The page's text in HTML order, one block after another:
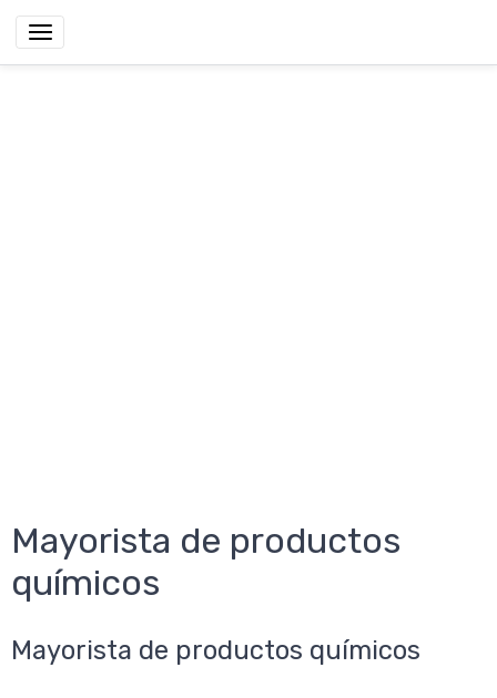
Mayorista de productos
químicos
Mayorista de productos químicos